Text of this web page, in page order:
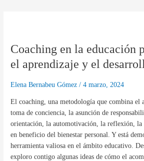
Coaching en la educación
el aprendizaje y el
Elena Bernabeu Gómez/4 marzo, 2024
El coaching, una metodología que combina el
toma de conciencia, la asunción de
orientación, la automotivación, la reflexión, la
en beneficio del bienestar personal. Y está
herramienta valiosa en el ámbito educativo.
exploro contigo algunas ideas de cómo el
la
educación
para
aprendizaje
y
el
desarrollo
personal